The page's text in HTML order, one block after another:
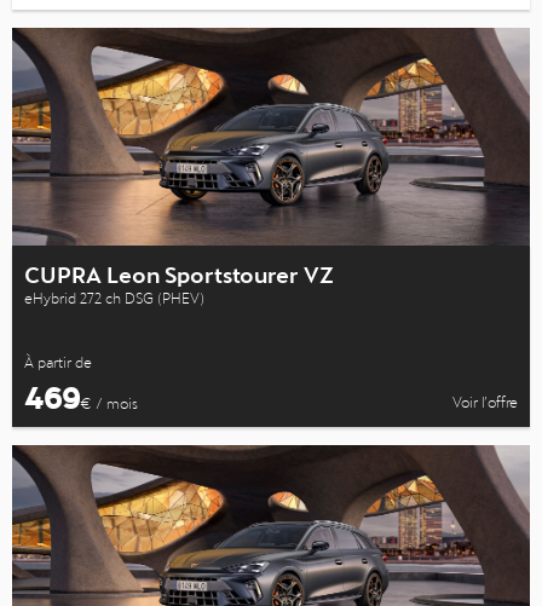
CUPRA Leon Sportstourer VZ
eHybrid 272 ch DSG (PHEV)
À partir de
469€ / mois Voir l’offre